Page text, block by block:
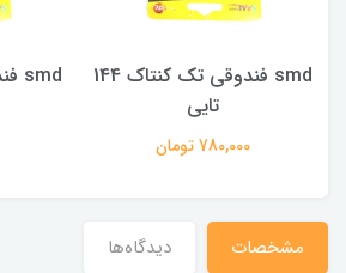
smd فندوقی تک کنتاک 144
تایی
780,000 تومان
مشخصات دیدگاه‌ها